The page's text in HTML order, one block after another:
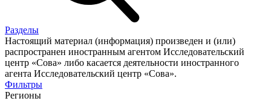
Разделы
Настоящий материал (информация) произведен и (или)
распространен иностранным агентом Исследовательский
центр «Сова» либо касается деятельности иностранного
агента Исследовательский центр «Сова».
Фильтры
Регионы